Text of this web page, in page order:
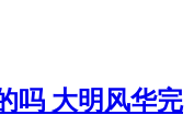
吗 大明风华完